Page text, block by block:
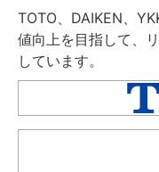
TOTO、DAIKEN、
値向上を目指して、
しています。